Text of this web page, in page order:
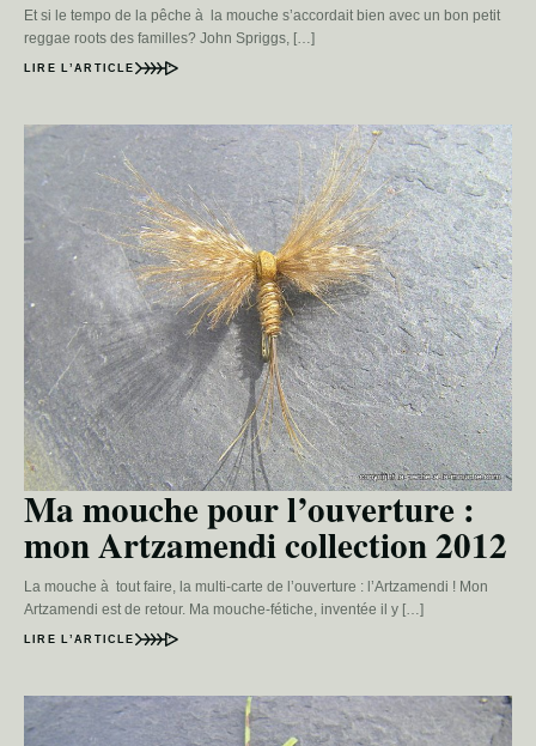
Et si le tempo de la pêche à la mouche s’accordait bien avec un bon petit
reggae roots des familles? John Spriggs, […]
LIRE L’ARTICLE
Ma mouche pour l’ouverture :
mon Artzamendi collection 2012
La mouche à tout faire, la multi-carte de l’ouverture : l’Artzamendi ! Mon
Artzamendi est de retour. Ma mouche-fétiche, inventée il y […]
LIRE L’ARTICLE